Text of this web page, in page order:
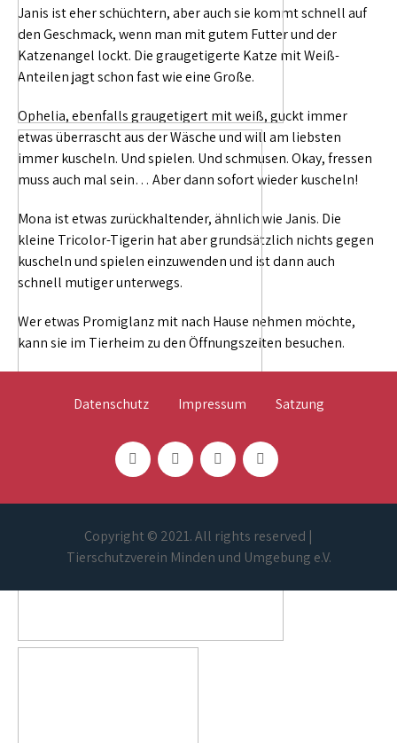
Janis ist eher schüchtern, aber auch sie kommt schnell auf
den Geschmack, wenn man mit gutem Futter und der
Katzenangel lockt. Die graugetigerte Katze mit Weiß-
Anteilen jagt schon fast wie eine Große.
Ophelia, ebenfalls graugetigert mit weiß, guckt immer
etwas überrascht aus der Wäsche und will am liebsten
immer kuscheln. Und spielen. Und schmusen. Okay, fressen
muss auch mal sein… Aber dann sofort wieder kuscheln!
Mona ist etwas zurückhaltender, ähnlich wie Janis. Die
kleine Tricolor-Tigerin hat aber grundsätzlich nichts gegen
kuscheln und spielen einzuwenden und ist dann auch
schnell mutiger unterwegs.
Wer etwas Promiglanz mit nach Hause nehmen möchte,
kann sie im Tierheim zu den Öffnungszeiten besuchen.
Datenschutz Impressum Satzung
Copyright © 2021. All rights reserved |
Tierschutzverein Minden und Umgebung e.V.